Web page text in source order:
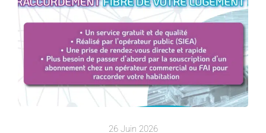
26 Juin 2026